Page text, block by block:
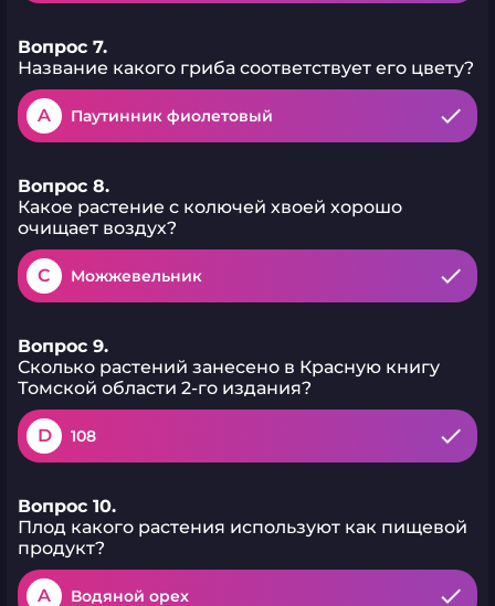
Вопрос 7.
Название какого гриба соответствует его цвету?
A Паутинник фиолетовый
Вопрос 8.
Какое растение с колючей хвоей хорошо
очищает воздух?
C Можжевельник
Вопрос 9.
Сколько растений занесено в Красную книгу
Томской области 2-го издания?
D 108
Вопрос 10.
Плод какого растения используют как пищевой
продукт?
A Водяной орех